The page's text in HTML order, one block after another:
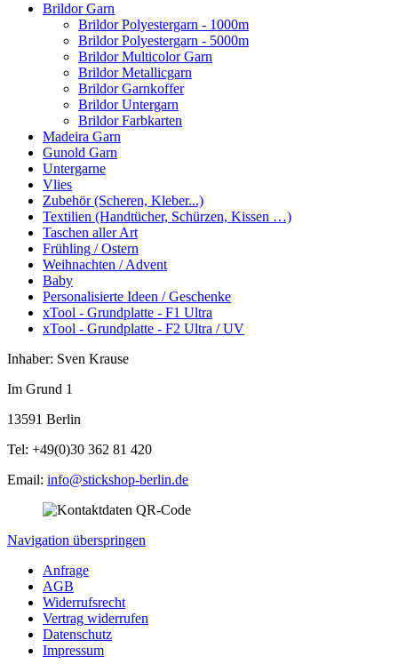
Brildor Garn
Brildor Polyestergarn - 1000m
Brildor Polyestergarn - 5000m
Brildor Multicolor Garn
Brildor Metallicgarn
Brildor Garnkoffer
Brildor Untergarn
Brildor Farbkarten
Madeira Garn
Gunold Garn
Untergarne
Vlies
Zubehör (Scheren, Kleber...)
Textilien (Handtücher, Schürzen, Kissen …)
Taschen aller Art
Frühling / Ostern
Weihnachten / Advent
Baby
Personalisierte Ideen / Geschenke
xTool - Grundplatte - F1 Ultra
xTool - Grundplatte - F2 Ultra / UV
Inhaber: Sven Krause
Im Grund 1
13591 Berlin
Tel: +49(0)30 362 81 420
Email: info@stickshop-berlin.de
Navigation überspringen
Anfrage
AGB
Widerrufsrecht
Vertrag widerrufen
Datenschutz
Impressum